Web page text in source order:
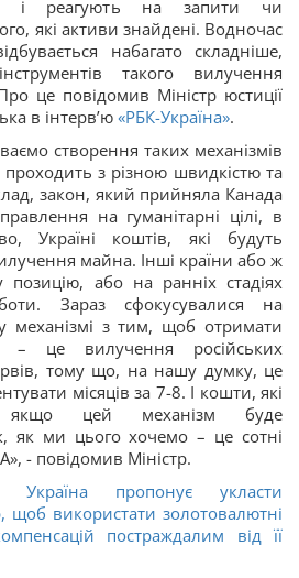
і реагують на запити чи
які активи знайдені. Водночас
набагато складніше,
такого вилучення
це повідомив Міністр юстиції
в інтерв’ю «РБК-Україна».
створення таких механізмів
з різною швидкістю та
закон, який прийняла Канада
на гуманітарні цілі, в
Україні коштів, які будуть
майна. Інші країни або ж
позицію, або на ранніх стадіях
Зараз сфокусувалися на
механізмі з тим, щоб отримати
– це вилучення російських
тому що, на нашу думку, це
місяців за 7-8. І кошти, які
якщо цей механізм буде
як ми цього хочемо – це сотні
- повідомив Міністр.
Україна пропонує укласти
щоб використати золотовалютні
постраждалим від її